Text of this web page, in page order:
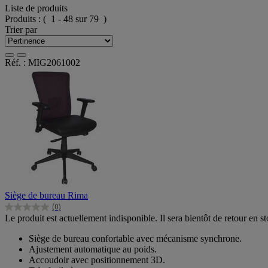
Liste de produits
Produits : ( 1 - 48 sur 79 )
Trier par
Réf. : MIG2061002
Siège de bureau Rima
(0)
0.0
sur
étoiles.
Le produit est actuellement indisponible. Il sera bientôt de retour en
Siège de bureau confortable avec mécanisme synchrone.
Ajustement automatique au poids.
Accoudoir avec positionnement 3D.